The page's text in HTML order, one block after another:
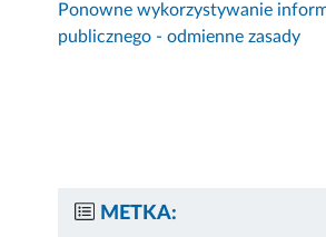
Ponowne wykorzystywanie
publicznego - odmienne zasady
METKA: